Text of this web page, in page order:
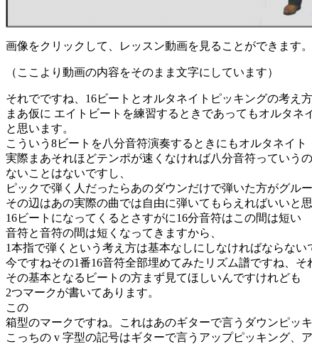
画像をクリックして、レッスン動画を見ることができます。
（ここより動画の内容をそのまま文字にしています）
それでですね、16ビートとオルタネイトピッキングの考え
まあ仮に エイトビートを練習するときであってもオルタネ
と思います。
こういう8ビートを八分音符演奏するときにもオルタネイ
実際まあそれほどテンポが速くなければ八分音符っていう
ないことはないですし、
ピックで弾く人だったらあのダウンだけで弾いた方がグル
その辺はあの実際の曲では自由に弾いてもらえればいいと
16ビートになってくるとさすがに16分音符はこの間は短い
音符と音符の間は短くなってきますから、
1本指で弾くという考え方は基本なしにしなければならない
今ですねその1番16音符全部埋めてみたリズム譜ですね、
その基本となるビートの方まず見てほしいんですけれども
2つマークが書いてあります。
この
箱型のマークですね。これはあのギターで言うダウンピッ
こっちの v 字型の記号はギターで言うアップピッキング、